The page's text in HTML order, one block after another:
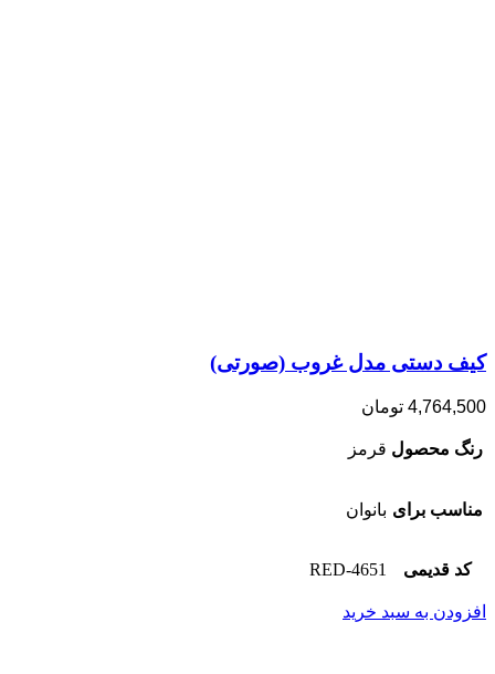
کیف دستی مدل غروب (صورتی)
4,764,500 تومان
رنگ محصول قرمز
مناسب برای بانوان
کد قدیمی 4651-RED
افزودن به سبد خرید